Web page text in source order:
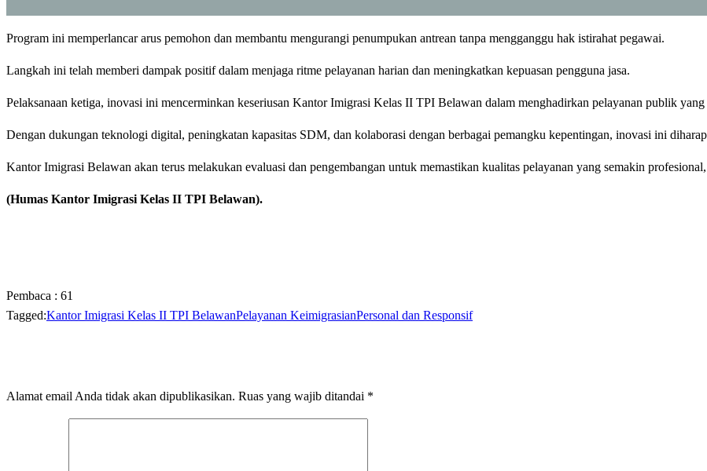
Program ini memperlancar arus pemohon dan membantu mengurangi penumpukan antrean tanpa mengganggu hak istirahat pegawai.
Langkah ini telah memberi dampak positif dalam menjaga ritme pelayanan harian dan meningkatkan kepuasan pengguna jasa.
Pelaksanaan ketiga, inovasi ini mencerminkan keseriusan Kantor Imigrasi Kelas II TPI Belawan dalam menghadirkan pelayanan publik
Dengan dukungan teknologi digital, peningkatan kapasitas SDM, dan kolaborasi dengan berbagai pemangku kepentingan, inovasi ini
Kantor Imigrasi Belawan akan terus melakukan evaluasi dan pengembangan untuk memastikan kualitas pelayanan yang semakin
(Humas Kantor Imigrasi Kelas II TPI Belawan).
Pembaca : 61
Tagged:Kantor Imigrasi Kelas II TPI BelawanPelayanan KeimigrasianPersonal dan Responsif
Alamat email Anda tidak akan dipublikasikan. Ruas yang wajib ditandai *